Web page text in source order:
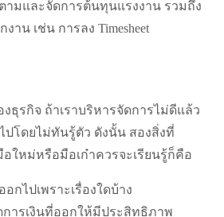
ามและจัดการต้นทุนแรงงาน รวมถึง
าน เช่น การลง Timesheet
ธุรกิจ ถ้าเราบริหารจัดการไม่ดีแล้ว
ปโดยไม่ทันรู้ตัว ดังนั้น สองสิ่งที่
อใหม่หรือมือเก๋าควรจะเรียนรู้ก็คือ
อกไปเพราะเรื่องใดบ้าง
ารเงินที่ออกให้มีประสิทธิภาพ